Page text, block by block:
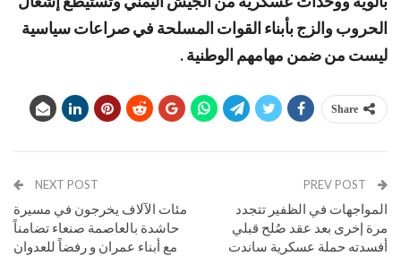
الحروب والزج بأبناء القوات المسلحة في صراعات سياسية
ليست من ضمن مهامهم الوطنية .
Share
المواجهات في الظفير تتجدد
مرة إخرى بعد عقد صُلح قبلي
أفسدته حملة عسكرية ساندت
NEXT POST
مئات الآلاف يخرجون في مسيرة
حاشدة بالعاصمة صنعاء تضامناً
مع أبناء عمران و رفضاً للعدوان